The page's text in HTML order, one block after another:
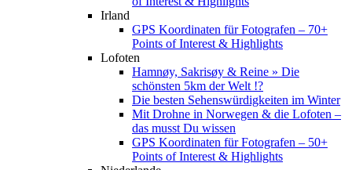
Irland
GPS Koordinaten für Fotografen – 70+
Points of Interest & Highlights
Lofoten
Hamnøy, Sakrisøy & Reine » Die
schönsten 5km der Welt !?
Die besten Sehenswürdigkeiten im Winter
Mit Drohne in Norwegen & die Lofoten –
das musst Du wissen
GPS Koordinaten für Fotografen – 50+
Points of Interest & Highlights